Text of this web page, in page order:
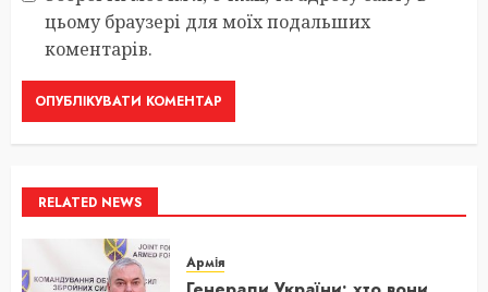
цьому браузері для моїх подальших
коментарів.
RELATED NEWS
Армія